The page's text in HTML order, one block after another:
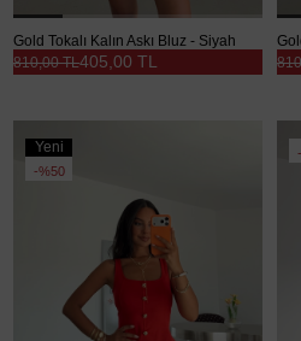
Gold Tokalı Kalın Askı Bluz - Siyah
405,00 TL
810,00 TL
Yeni
Ürün
%50